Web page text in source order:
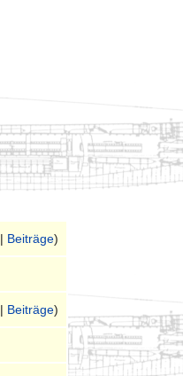
| Beiträge)
| Beiträge)